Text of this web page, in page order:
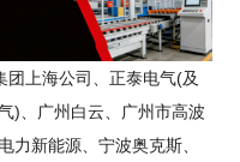
团上海公司、正泰电气(及
)、广州白云、广州市高波
力新能源、宁波奥克斯、